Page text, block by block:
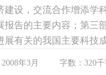
建设，交流合作增添学
报告的主要内容；第三
展有关的我国主要科技
年3月 字数：320